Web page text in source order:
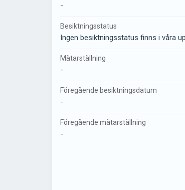
-
Besiktningsstatus
Ingen besiktningsstatus finns i våra
Mätarställning
-
Föregående besiktningsdatum
-
Föregående mätarställning
-